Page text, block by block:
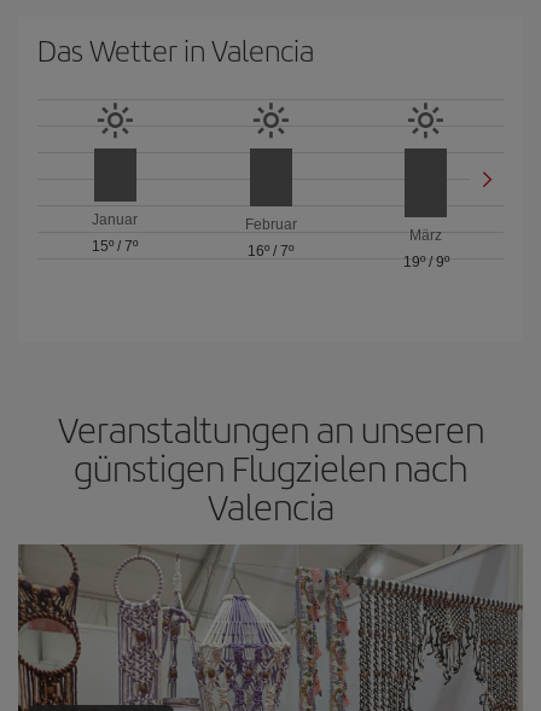
Das Wetter in Valencia
Januar
15º /7º
Februar
16º / 7º
März
19º/ 9º
Veranstaltungen an unseren
günstigen Flugzielen nach
Valencia